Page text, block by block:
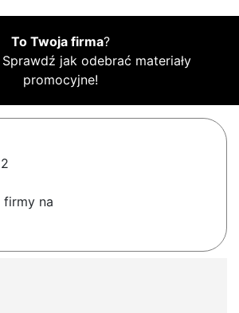
To Twoja firma?
Sprawdź jak odebrać materiały
promocyjne!
na